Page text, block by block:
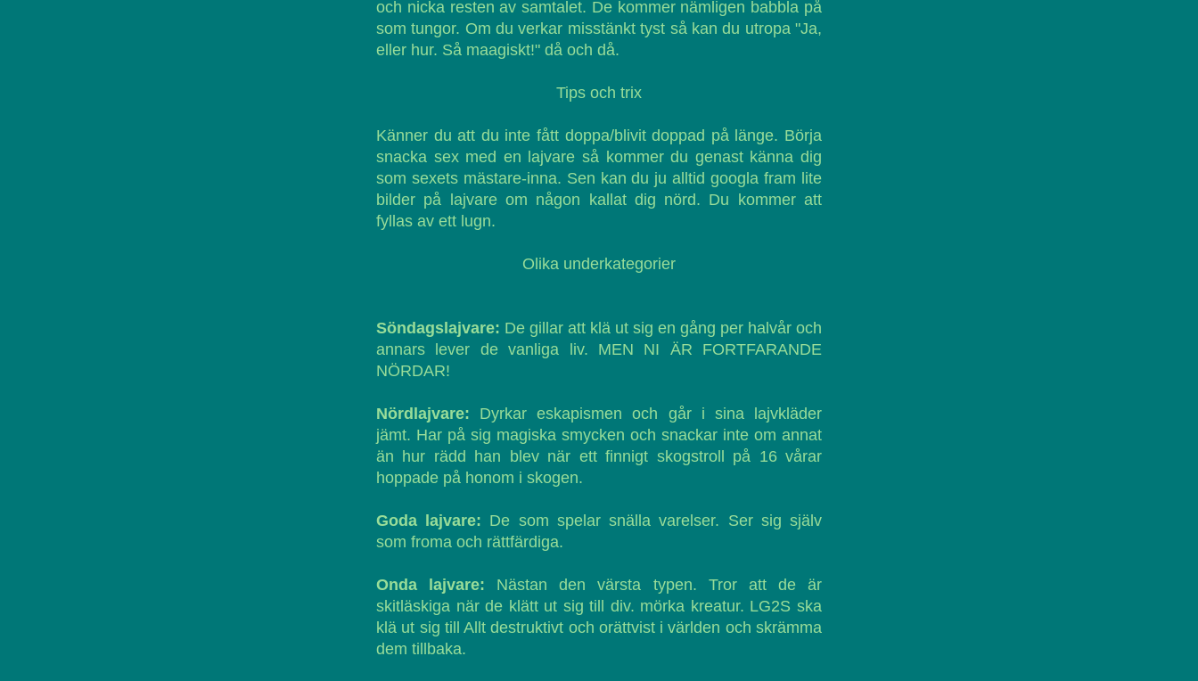
och nicka resten av samtalet. De kommer nämligen babbla på
som tungor. Om du verkar misstänkt tyst så kan du utropa "Ja,
eller hur. Så maagiskt!" då och då.
Tips och trix
Känner du att du inte fått doppa/blivit doppad på länge. Börja
snacka sex med en lajvare så kommer du genast känna dig
som sexets mästare-inna. Sen kan du ju alltid googla fram lite
bilder på lajvare om någon kallat dig nörd. Du kommer att
fyllas av ett lugn.
Olika underkategorier
Söndagslajvare: De gillar att klä ut sig en gång per halvår och
annars lever de vanliga liv. MEN NI ÄR FORTFARANDE
NÖRDAR!
Nördlajvare: Dyrkar eskapismen och går i sina lajvkläder
jämt. Har på sig magiska smycken och snackar inte om annat
än hur rädd han blev när ett finnigt skogstroll på 16 vårar
hoppade på honom i skogen.
Goda lajvare: De som spelar snälla varelser. Ser sig själv
som froma och rättfärdiga.
Onda lajvare: Nästan den värsta typen. Tror att de är
skitläskiga när de klätt ut sig till div. mörka kreatur. LG2S ska
klä ut sig till Allt destruktivt och orättvist i världen och skrämma
dem tillbaka.